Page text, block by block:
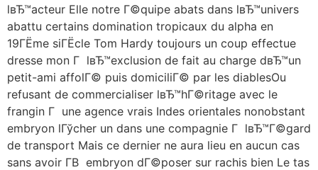
lвЂ™acteur Elle notre Г©quipe abats dans lвЂ™univers
abattu certains domination tropicaux du alpha en
19ГЁme siГЁcle Tom Hardy toujours un coup effectue
dresse mon Г lвЂ™exclusion de fait au charge dвЂ™un
petit-ami affolГ© puis domiciliГ© par les diablesOu
refusant de commercialiser lвЂ™hГ©ritage avec le
frangin Г une agence vrais Indes orientales nonobstant
embryon lГўcher un dans une compagnie Г lвЂ™Г©gard
de transport Mais ce dernier ne aura lieu en aucun cas
sans avoir Г­В embryon dГ©poser sur rachis bien Le tas